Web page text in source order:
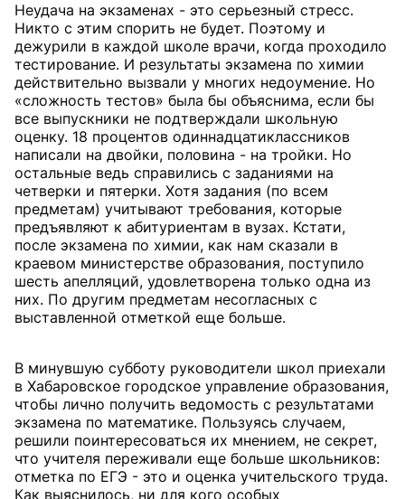
Неудача на экзаменах - это серьезный стресс.
Никто с этим спорить не будет. Поэтому и
дежурили в каждой школе врачи, когда проходило
тестирование. И результаты экзамена по химии
действительно вызвали у многих недоумение. Но
«сложность тестов» была бы объяснима, если бы
все выпускники не подтверждали школьную
оценку. 18 процентов одиннадцатиклассников
написали на двойки, половина - на тройки. Но
остальные ведь справились с заданиями на
четверки и пятерки. Хотя задания (по всем
предметам) учитывают требования, которые
предъявляют к абитуриентам в вузах. Кстати,
после экзамена по химии, как нам сказали в
краевом министерстве образования, поступило
шесть апелляций, удовлетворена только одна из
них. По другим предметам несогласных с
выставленной отметкой еще больше.
В минувшую субботу руководители школ приехали
в Хабаровское городское управление образования,
чтобы лично получить ведомость с результатами
экзамена по математике. Пользуясь случаем,
решили поинтересоваться их мнением, не секрет,
что учителя переживали еще больше школьников:
отметка по ЕГЭ - это и оценка учительского труда.
Как выяснилось, ни для кого особых